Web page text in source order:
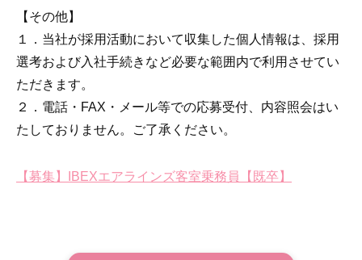
【その他】
１．当社が採用活動において収集した個人情報は、採用
選考および入社手続きなど必要な範囲内で利用させてい
ただきます。
２．電話・FAX・メール等での応募受付、内容照会はい
たしておりません。ご了承ください。
【募集】IBEXエアラインズ客室乗務員【既卒】